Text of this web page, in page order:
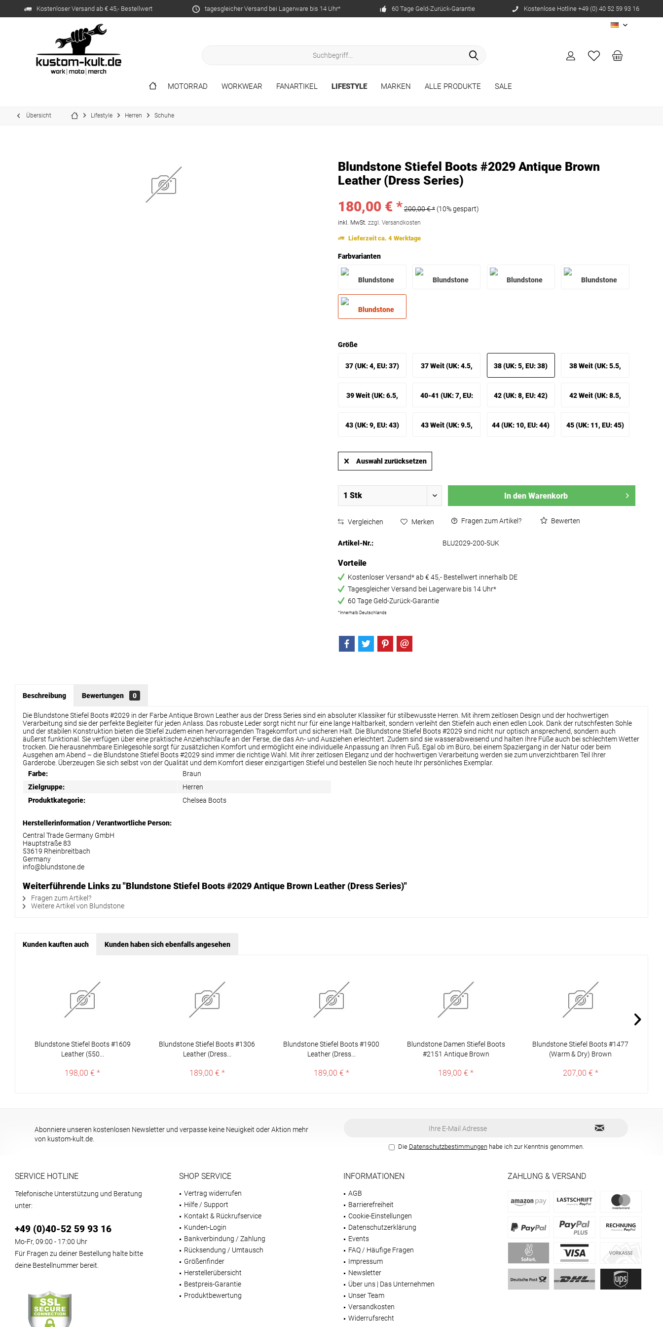
Kostenloser Versand ab € 45,- Bestellwert tagesgleicher Versand bei Lagerware bis 14 Uhr* 60 Tage Geld-Zurück-Garantie Kostenlose Hotline +49 (0) 40 52 59 93 16
DE
MOTORRAD WORKWEAR FANARTIKEL LIFESTYLE MARKEN ALLE PRODUKTE SALE
Übersicht Lifestyle Herren Schuhe
Blundstone Stiefel Boots #2029 Antique Brown
Leather (Dress Series)
180,00 € *200,00 € * (10% gespart)
inkl. MwSt. zzgl. Versandkosten
Lieferzeit ca. 4 Werktage
Farbvarianten
Größe
37 (UK: 4, EU: 37) 37 Weit (UK: 4.5, 38 (UK: 5, EU: 38) 38 Weit (UK: 5.5,
39 Weit (UK: 6.5,
40-41 (UK: 7, EU: 42 (UK: 8, EU: 42) 42 Weit (UK: 8.5,
43 (UK: 9, EU: 43)
43 Weit (UK: 9.5, 44 (UK: 10, EU: 44) 45 (UK: 11, EU: 45)
Auswahl zurücksetzen
In den Warenkorb
Vergleichen Merken Fragen zum Artikel? Bewerten
Artikel-Nr.: BLU2029-200-5UK
Vorteile
Kostenloser Versand* ab € 45,- Bestellwert innerhalb DE
Tagesgleicher Versand bei Lagerware bis 14 Uhr*
60 Tage Geld-Zurück-Garantie
*Innerhalb Deutschlands
Beschreibung Bewertungen 0
Die Blundstone Stiefel Boots #2029 in der Farbe Antique Brown Leather aus der Dress Series sind ein absoluter Klassiker für stilbewusste Herren. Mit ihrem zeitlosen Design und der hochwertigen
Verarbeitung sind sie der perfekte Begleiter für jeden Anlass. Das robuste Leder sorgt nicht nur für eine lange Haltbarkeit, sondern verleiht den Stiefeln auch einen edlen Look. Dank der rutschfesten Sohle
und der stabilen Konstruktion bieten die Stiefel zudem einen hervorragenden Tragekomfort und sicheren Halt. Die Blundstone Stiefel Boots #2029 sind nicht nur optisch ansprechend, sondern auch
äußerst funktional. Sie verfügen über eine praktische Anziehschlaufe an der Ferse, die das An- und Ausziehen erleichtert. Zudem sind sie wasserabweisend und halten Ihre Füße auch bei schlechtem Wetter
trocken. Die herausnehmbare Einlegesohle sorgt für zusätzlichen Komfort und ermöglicht eine individuelle Anpassung an Ihren Fuß. Egal ob im Büro, bei einem Spaziergang in der Natur oder beim
Ausgehen am Abend – die Blundstone Stiefel Boots #2029 sind immer die richtige Wahl. Mit ihrer zeitlosen Eleganz und der hochwertigen Verarbeitung werden sie zum unverzichtbaren Teil Ihrer
Garderobe. Überzeugen Sie sich selbst von der Qualität und dem Komfort dieser einzigartigen Stiefel und bestellen Sie noch heute Ihr persönliches Exemplar.
Farbe:
Braun
Zielgruppe:
Herren
Produktkategorie:
Chelsea Boots
Herstellerinformation / Verantwortliche Person:
Central Trade Germany GmbH
Hauptstraße 83
53619 Rheinbreitbach
Germany
info@blundstone.de
Weiterführende Links zu "Blundstone Stiefel Boots #2029 Antique Brown Leather (Dress Series)"
Fragen zum Artikel?
Weitere Artikel von Blundstone
Kunden kauften auch Kunden haben sich ebenfalls angesehen
Blundstone Stiefel Boots #1609
Leather (550...
198,00 € *
Blundstone Stiefel Boots #1306
Leather (Dress...
189,00 € *
Blundstone Stiefel Boots #1900
Leather (Dress...
189,00 € *
Blundstone Damen Stiefel Boots
#2151 Antique Brown
189,00 € *
Blundstone Stiefel Boots #1477
(Warm & Dry) Brown
207,00 € *
Abonniere unseren kostenlosen Newsletter und verpasse keine Neuigkeit oder Aktion mehr
von kustom-kult.de.
Die Datenschutzbestimmungenhabe ich zur Kenntnis genommen.
SERVICE HOTLINE
Telefonische Unterstützung und Beratung
unter:
+49 (0)40-52 59 93 16
Mo-Fr, 09:00 - 17:00 Uhr
Für Fragen zu deiner Bestellung halte bitte
deine Bestellnummer bereit.
SHOP SERVICE
Vertrag widerrufen
Hilfe / Support
Kontakt & Rückrufservice
Kunden-Login
Bankverbindung / Zahlung
Rücksendung / Umtausch
Größenfinder
Herstellerübersicht
Bestpreis-Garantie
Produktbewertung
INFORMATIONEN
AGB
Barrierefreiheit
Cookie-Einstellungen
Datenschutzerklärung
Events
FAQ / Häufige Fragen
Impressum
Newsletter
Über uns | Das Unternehmen
Unser Team
Versandkosten
Widerrufsrecht
ZAHLUNG & VERSAND